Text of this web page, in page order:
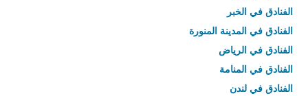
الفنادق في الخبر
الفنادق في المدينة المنورة
الفنادق في الرياض
الفنادق في المنامة
الفنادق في لندن